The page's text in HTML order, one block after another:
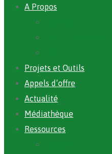
A Propos
Projets et Outils
Appels d’offre
Actualité
Médiathèque
Ressources